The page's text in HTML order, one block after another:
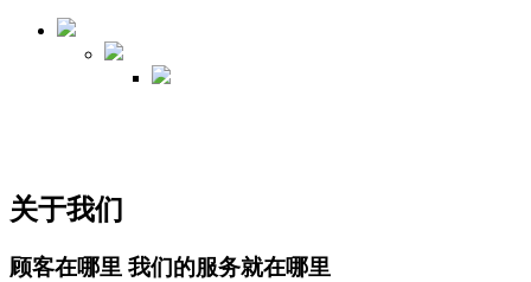
关于我们
顾客在哪里 我们的服务就在哪里